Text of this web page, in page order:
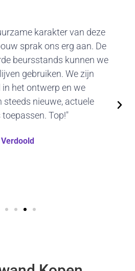
karakter van deze
sprak ons erg aan. De
beursstands kunnen we
gebruiken. We zijn
in het ontwerp en we
steeds nieuwe, actuele
Top!"